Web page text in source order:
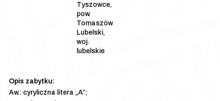
Tyszowce,
pow.
Tomaszów
Lubelski,
woj.
lubelskie
Aw.: cyryliczna litera „A”;